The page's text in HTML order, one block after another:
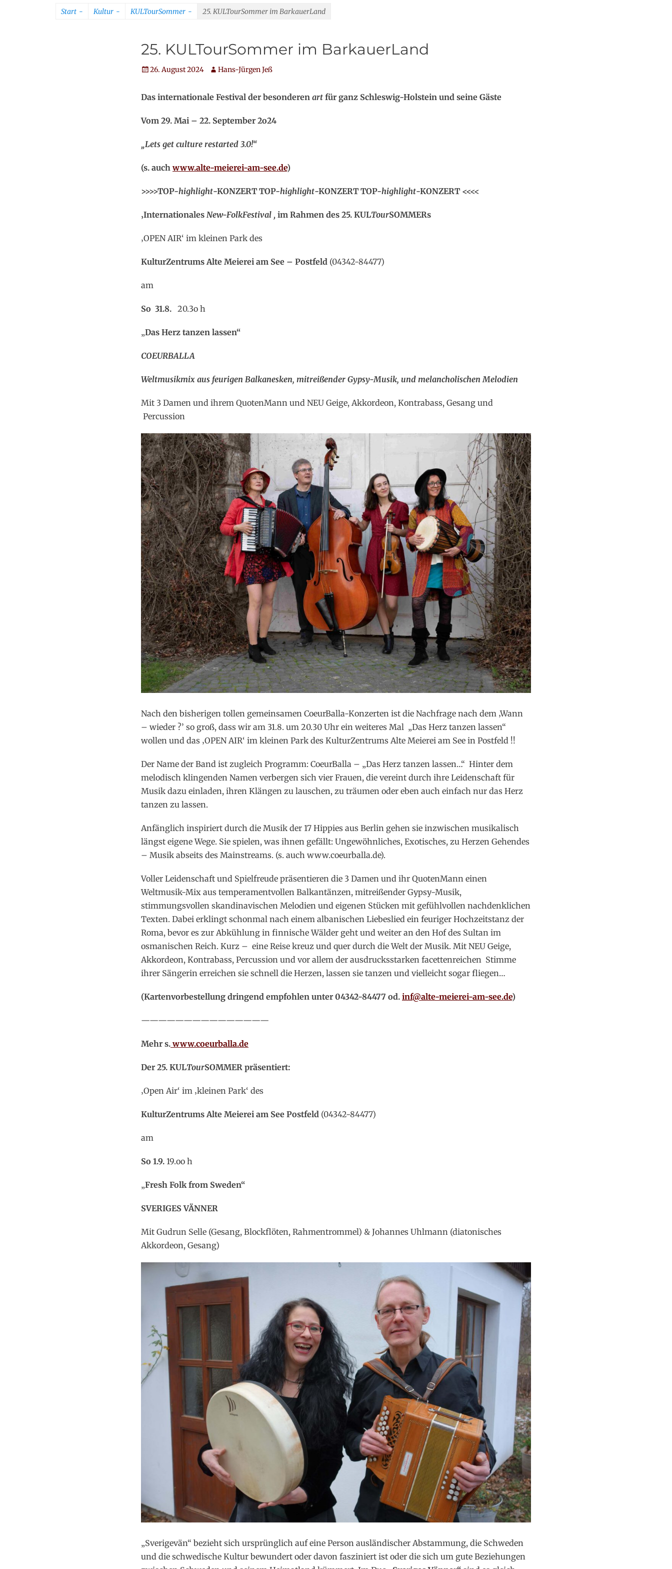
Start - Kultur - KULTourSommer - 25. KULTourSommer im BarkauerLand
25. KULTourSommer im BarkauerLand
Veröffentlicht
26. August 2024 AutorHans-Jürgen Jeß
Das internationale Festival der besonderen art für ganz Schleswig-Holstein und seine Gäste
Vom 29. Mai – 22. September 2o24
„Lets get culture restarted 3.0!“
(s. auch www.alte-meierei-am-see.de)
>>>>TOP-highlight-KONZERT TOP-highlight-KONZERT TOP-highlight-KONZERT <<<<
‚Internationales New-FolkFestival ‚ im Rahmen des 25. KULTourSOMMERs
‚OPEN AIR‘ im kleinen Park des
KulturZentrums Alte Meierei am See – Postfeld (04342-84477)
am
So 31.8. 20.3o h
„Das Herz tanzen lassen“
COEURBALLA
Weltmusikmix aus feurigen Balkanesken, mitreißender Gypsy-Musik, und melancholischen Melodien
Mit 3 Damen und ihrem QuotenMann und NEU Geige, Akkordeon, Kontrabass, Gesang und
Percussion
​Nach den bisherigen tollen gemeinsamen CoeurBalla-Konzerten ist die Nachfrage nach dem ‚Wann
– wieder ?’ so groß, dass wir am 31.8. um 20.30 Uhr ein weiteres Mal „Das Herz tanzen lassen“
wollen und das ‚OPEN AIR‘ im kleinen Park des KulturZentrums Alte Meierei am See in Postfeld !!
Der Name der Band ist zugleich Programm: CoeurBalla – „Das Herz tanzen lassen…“ Hinter dem
melodisch klingenden Namen verbergen sich vier Frauen, die vereint durch ihre Leidenschaft für
Musik dazu einladen, ihren Klängen zu lauschen, zu träumen oder eben auch einfach nur das Herz
tanzen zu lassen.
Anfänglich inspiriert durch die Musik der 17 Hippies aus Berlin gehen sie inzwischen musikalisch
längst eigene Wege. Sie spielen, was ihnen gefällt: Ungewöhnliches, Exotisches, zu Herzen Gehendes
– Musik abseits des Mainstreams. (s. auch www.coeurballa.de).
Voller Leidenschaft und Spielfreude präsentieren die 3 Damen und ihr QuotenMann einen
Weltmusik-Mix aus temperamentvollen Balkantänzen, mitreißender Gypsy-Musik,
stimmungsvollen skandinavischen Melodien und eigenen Stücken mit gefühlvollen nachdenklichen
Texten. Dabei erklingt schonmal nach einem albanischen Liebeslied ein feuriger Hochzeitstanz der
Roma, bevor es zur Abkühlung in finnische Wälder geht und weiter an den Hof des Sultan im
osmanischen Reich. Kurz – eine Reise kreuz und quer durch die Welt der Musik. Mit NEU Geige,
Akkordeon, Kontrabass, Percussion und vor allem der ausdrucksstarken facettenreichen Stimme
ihrer Sängerin erreichen sie schnell die Herzen, lassen sie tanzen und vielleicht sogar fliegen…
(Kartenvorbestellung dringend empfohlen unter 04342-84477 od. inf@alte-meierei-am-see.de)
———————————————
Mehr s. www.coeurballa.de
Der 25. KULTourSOMMER präsentiert:
‚Open Air‘ im ‚kleinen Park‘ des
KulturZentrums Alte Meierei am See Postfeld (04342-84477)
am
So 1.9. 19.oo h
„Fresh Folk from Sweden“
SVERIGES VÄNNER
Mit Gudrun Selle (Gesang, Blockflöten, Rahmentrommel) & Johannes Uhlmann (diatonisches
Akkordeon, Gesang)
„Sverigevän“ bezieht sich ursprünglich auf eine Person ausländischer Abstammung, die Schweden
und die schwedische Kultur bewundert oder davon fasziniert ist oder die sich um gute Beziehungen